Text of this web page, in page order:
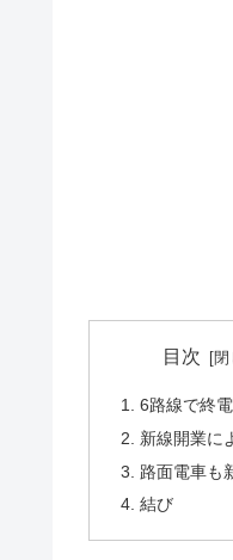
目次
1. 6路線で終
2. 新線開業に
3. 路面電車も
4. 結び